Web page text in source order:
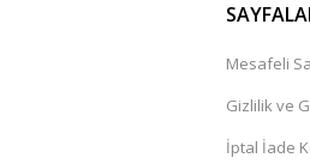
Mesafeli
Gizlilik ve
İptal İade